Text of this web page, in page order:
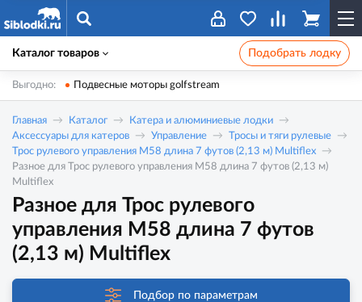
Каталог товаров Подобрать лодку
Выгодно: Подвесные моторы golfstream
Главная Каталог
Катера и алюминиевые лодки
Аксессуары для катеров
Управление
Тросы и тяги рулевые
Трос рулевого управления M58 длина 7 футов (2,13 м) Multiflex
Разное для Трос рулевого управления M58 длина 7 футов (2,13 м)
Multiflex
Разное для Трос рулевого
управления M58 длина 7 футов
(2,13 м) Multiflex
Подбор по параметрам